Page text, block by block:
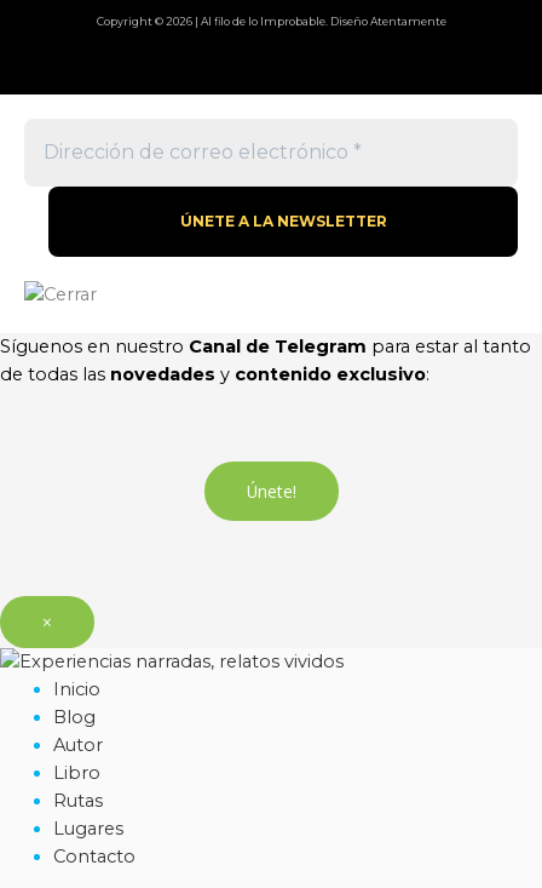
Copyright © 2026 | Al filo de lo Improbable. Diseño Atentamente
Síguenos en nuestro Canal de Telegram para estar al tanto
de todas las novedades y contenido exclusivo:
Únete!
×
Inicio
Blog
Autor
Libro
Rutas
Lugares
Contacto